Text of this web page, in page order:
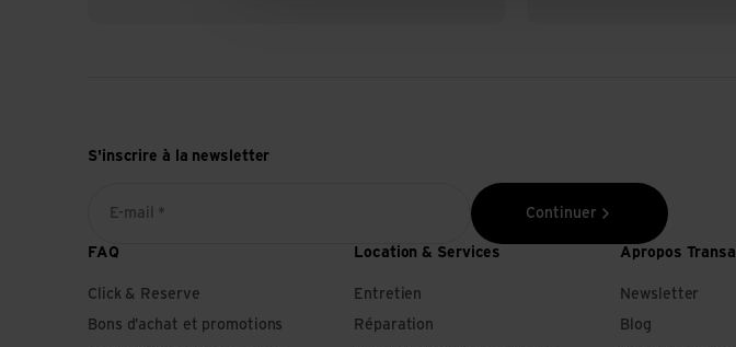
S'inscrire à la newsletter
E-mail * Continuer
FAQ
Click & Reserve
Bons d’achat et promotions
Location & Services
Entretien
Réparation
Apropos Transa
Newsletter
Blog